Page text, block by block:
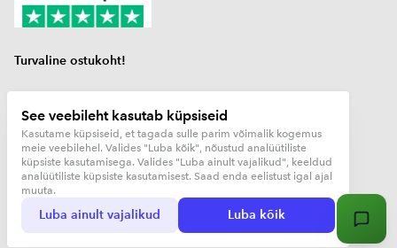
Turvaline ostukoht!
gaasiballooni andur
matkaauto lisavarustus
© Copyright 2026 Reniardo OÜ. All Rights Reserved.
See veebileht kasutab küpsiseid
Kasutame küpsiseid, et tagada sulle parim võimalik kogemus
meie veebilehel. Valides "Luba kõik", nõustud analüütiliste
küpsiste kasutamisega. Valides "Luba ainult vajalikud", keeldud
analüütiliste küpsiste kasutamisest. Saad enda eelistust igal ajal
muuta.
Luba ainult vajalikud Luba kõik